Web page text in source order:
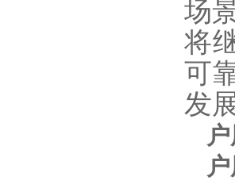
场
将
可
发